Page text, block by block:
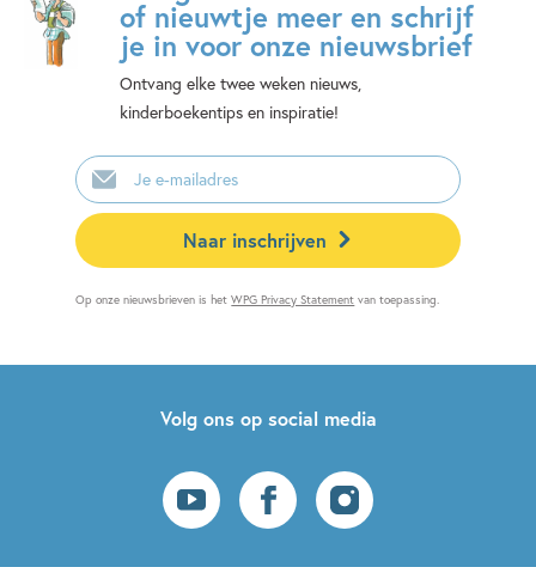
of nieuwtje meer en schrijf
je in voor onze nieuwsbrief
Ontvang elke twee weken nieuws,
kinderboekentips en inspiratie!
E-
mailadres
Naar inschrijven
Op onze nieuwsbrieven is hetWPG Privacy Statement van toepassing.
Volg ons op social media